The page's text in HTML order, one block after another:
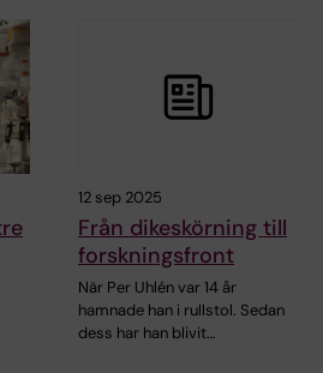
12 sep 2025
Från dikeskörning till
forskningsfront
När Per Uhlén var 14 år
hamnade han i rullstol. Sedan
dess har han blivit…